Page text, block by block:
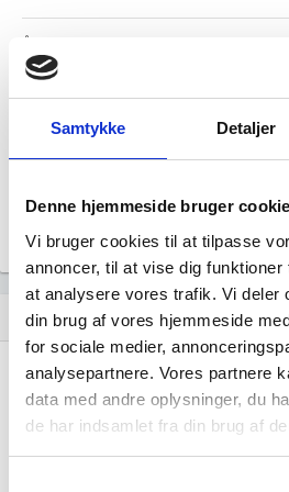
Samtykke Detaljer
Denne hjemmeside bruger
Vi bruger cookies til at tilpasse
annoncer, til at vise dig
at analysere vores trafik. Vi deler
din brug af vores hjemmeside
for sociale medier,
analysepartnere. Vores partnere
data med andre oplysninger, du
de har indsamlet fra din brug af
Årsrapporten 2023-12
Årsrapporten 2022-12
Årsrapporten 2021-12
assignment Regnskaber
Resultat i 1000
DKK
2025-12
Nettoomsætning -